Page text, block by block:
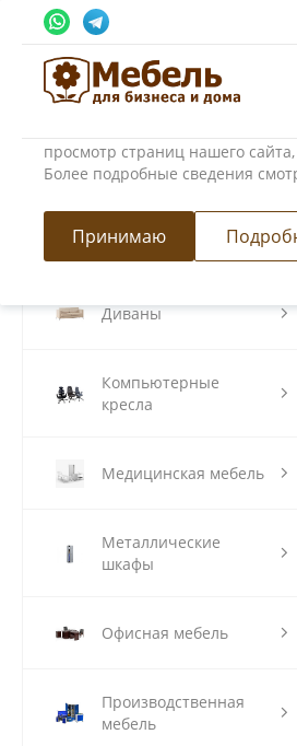
Использование
Мы используем файлы cookie,
просмотр страниц нашего
Более подробные сведения
Принимаю
Главная / Каталог товаров /
Модульные кухни
Диваны
Компьютерные
кресла
Медицинская мебель
Металлические
шкафы
Офисная мебель
Производственная
мебель